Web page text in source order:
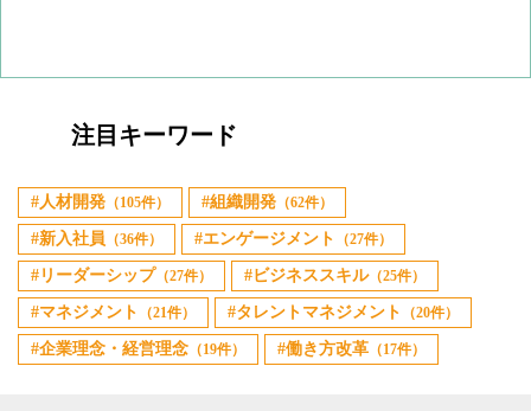
注目キーワード
人材開発 （105件） 組織開発 （62件）
新入社員 （36件） エンゲージメント （27件）
リーダーシップ（27件） ビジネススキル（25件）
マネジメント （21件） タレントマネジメント （20件）
企業理念・経営理念 （19件） 働き方改革 （17件）